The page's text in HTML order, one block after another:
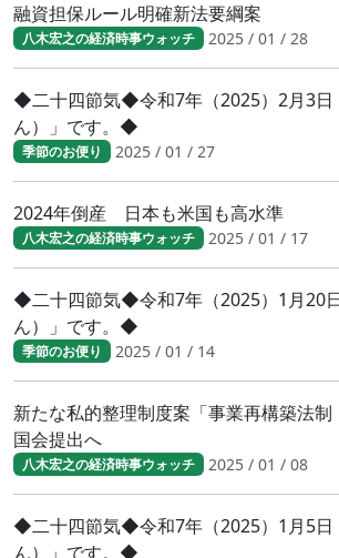
融資担保ルール明確新法要綱案
八木宏之の経済時事ウォッチ 2025 / 01 / 28
◆二十四節気◆令和7年（2025）2月3日
ん）」です。◆
季節のお便り 2025 / 01 / 27
2024年倒産 日本も米国も高水準
八木宏之の経済時事ウォッチ 2025 / 01 / 17
◆二十四節気◆令和7年（2025）1月20
ん）」です。◆
季節のお便り 2025 / 01 / 14
新たな私的整理制度案「事業再構築法制
国会提出へ
八木宏之の経済時事ウォッチ 2025 / 01 / 08
◆二十四節気◆令和7年（2025）1月5日
ん）」です。◆